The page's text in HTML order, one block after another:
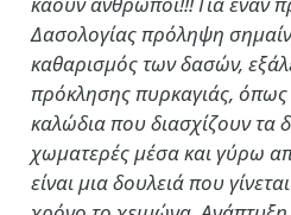
Δασολογίας πρόληψη
καθαρισμός των δασών,
πρόκλησης πυρκαγιάς,
καλώδια που διασχίζουν τα
χωματερές μέσα και γύρω
είναι μια δουλειά που